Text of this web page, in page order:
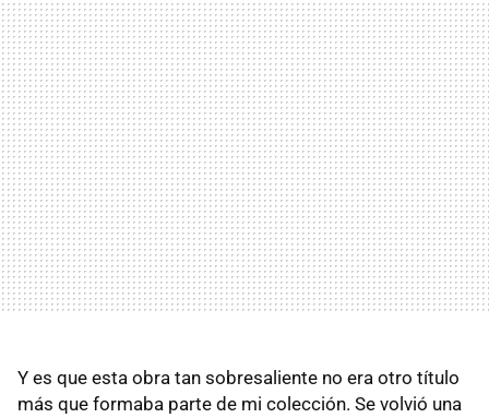
Y es que esta obra tan sobresaliente no era otro título
más que formaba parte de mi colección. Se volvió una